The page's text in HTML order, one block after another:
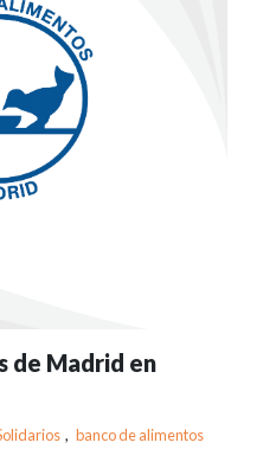
de Madrid en
, banco de alimentos